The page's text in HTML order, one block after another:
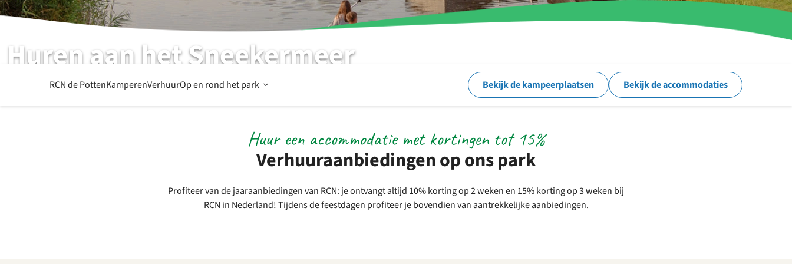
Huren aan het Sneekermeer
Volop genieten van vakantie aan het water
RCN de PottenKamperenVerhuurOp en rond het park Open
en
rond
Bekijk de kampeerplaatsen Bekijk de accommodaties
Verhuuraanbiedingen op ons park
Huur een accommodatie met kortingen tot 15%
Profiteer van de jaaraanbiedingen van RCN: je ontvangt altijd 10% korting op 2 weken en 15% korting op 3 weken bij
RCN in Nederland! Tijdens de feestdagen profiteer je bovendien van aantrekkelijke aanbiedingen.